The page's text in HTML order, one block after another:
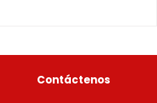
concordantes, hace
que según ra
Contáctenos